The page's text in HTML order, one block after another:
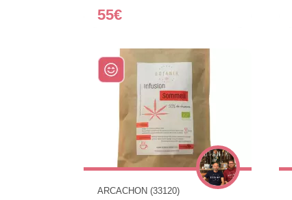
55€
ARCACHON (33120)